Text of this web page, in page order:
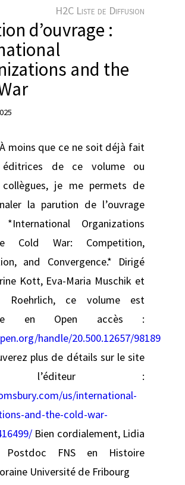
H2C Liste de Diffusion
d’ouvrage :
and the
moins que ce ne soit déjà fait
de ce volume ou
collègues, je me permets de
la parution de l’ouvrage
Organizations
Cold War: Competition,
and Convergence.* Dirigé
Kott, Eva-Maria Muschik et
Roehrlich, ce volume est
en Open accès :
handle/20.500.12657/98189
plus de détails sur le site
l’éditeur :
us/international-
and-the-cold-war-
Bien cordialement, Lidia
Postdoc FNS en Histoire
Université de Fribourg